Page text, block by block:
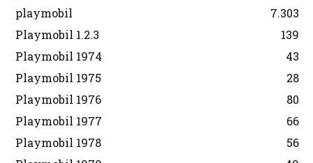
playmobil
7.303
Playmobil 1.2.3
139
Playmobil 1974
43
Playmobil 1975
28
Playmobil 1976
80
Playmobil 1977
66
Playmobil 1978
56